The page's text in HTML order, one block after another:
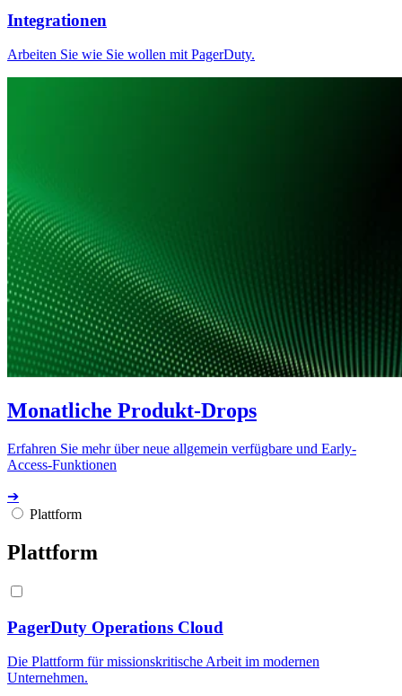
Integrationen
Arbeiten Sie wie Sie wollen mit PagerDuty.
Monatliche Produkt-Drops
Erfahren Sie mehr über neue allgemein verfügbare und Early-
Access-Funktionen
➔
Plattform
Plattform
PagerDuty Operations Cloud
Die Plattform für missionskritische Arbeit im modernen
Unternehmen.